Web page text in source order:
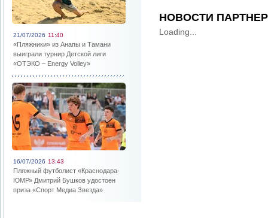
21/07/2026 11:40
«Пляжники» из Анапы и Тамани
выиграли турнир Детской лиги
«ОТЭКО – Energy Volley»
16/07/2026 13:43
Пляжный футболист «Краснодара-
ЮМР» Дмитрий Бушков удостоен
приза «Спорт Медиа Звезда»
НОВОСТИ
Loading...